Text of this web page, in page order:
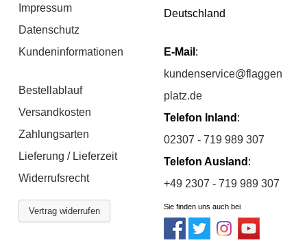
Impressum
Datenschutz
Kundeninformationen
Bestellablauf
Versandkosten
Zahlungsarten
Lieferung / Lieferzeit
Widerrufsrecht
Vertrag widerrufen
Deutschland
E-Mail :
kundenservice@flaggen
platz.de
Telefon Inland :
02307 - 719 989 307
Telefon Ausland :
+49 2307 - 719 989 307
Sie finden uns auch bei